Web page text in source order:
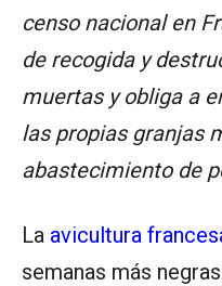
censo nacional en
de recogida y
muertas y obliga a
las propias granjas
abastecimiento de
La avicultura
semanas más